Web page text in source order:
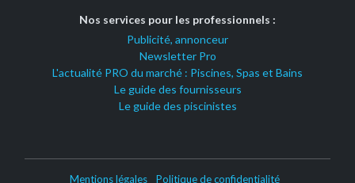
Nos services pour les professionnels :
Publicité, annonceur
Newsletter Pro
L'actualité PRO du marché : Piscines, Spas et Bains
Le guide des fournisseurs
Le guide des piscinistes
Mentions légales Politique de confidentialité